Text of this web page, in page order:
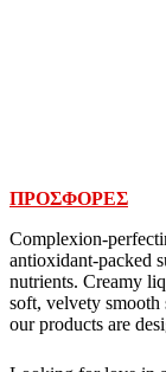
ΠΡΟΣΦΟΡΕΣ
Complexion-
antioxidant-packed
nutrients. Creamy
soft, velvety
our products are